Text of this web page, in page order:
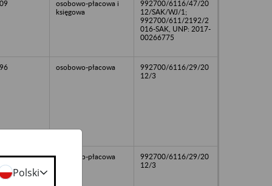
osobowo-płacowa i
księgowa
992700/6116/47/20
12/SAK/WJ/1;
992700/611/2192/2
016-SAK, UNP: 2017-
00266775
osobowo-płacowa
992700/6116/29/20
12/3
osobowo-płacowa
992700/6116/29/20
12/3
Polski